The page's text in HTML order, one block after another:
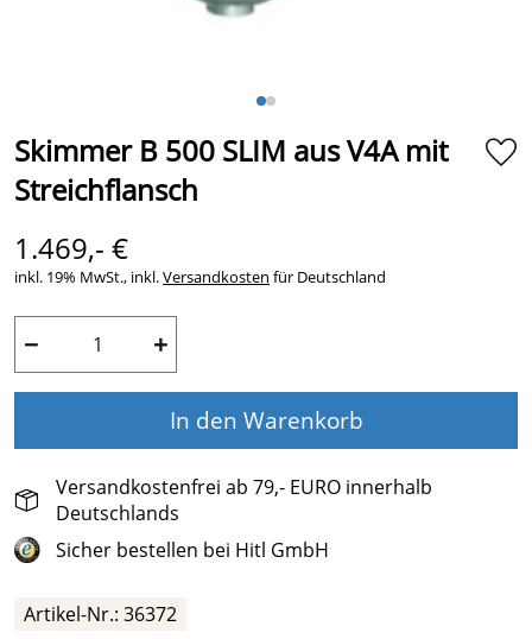
Skimmer B 500 SLIM aus V4A mit
Streichflansch
1.469,- €
inkl. 19% MwSt., inkl.Versandkosten für Deutschland
− +
In den Warenkorb
Versandkostenfrei ab 79,- EURO innerhalb
Deutschlands
Sicher bestellen bei Hitl GmbH
Artikel-Nr.: 36372